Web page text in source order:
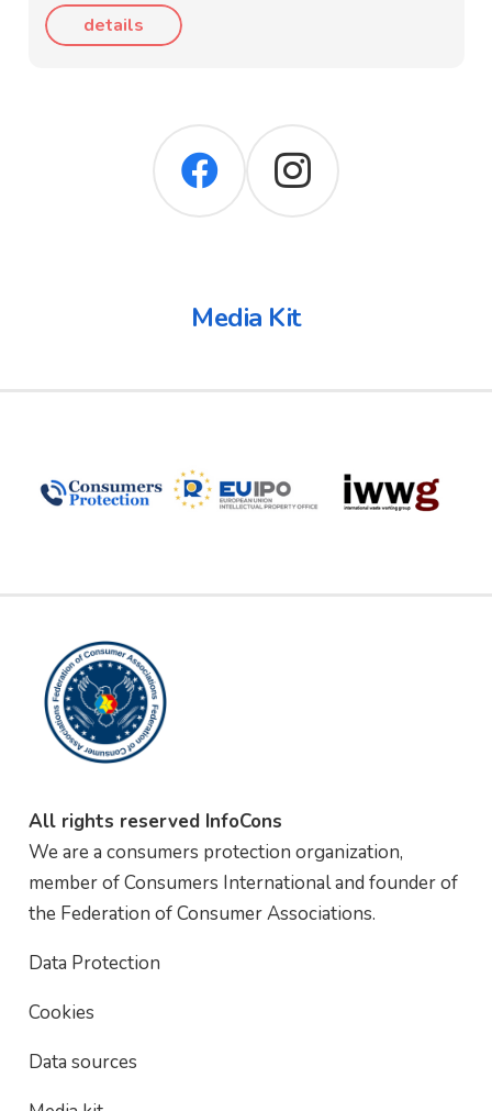
details
Media Kit
All rights reserved InfoCons
We are a consumers protection organization,
member of Consumers International and founder of
the Federation of Consumer Associations.
Data Protection
Cookies
Data sources